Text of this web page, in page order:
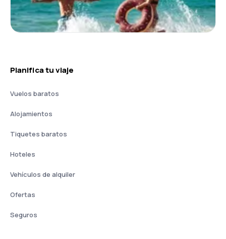
Planifica tu viaje
Vuelos baratos
Alojamientos
Tiquetes baratos
Hoteles
Vehículos de alquiler
Ofertas
Seguros